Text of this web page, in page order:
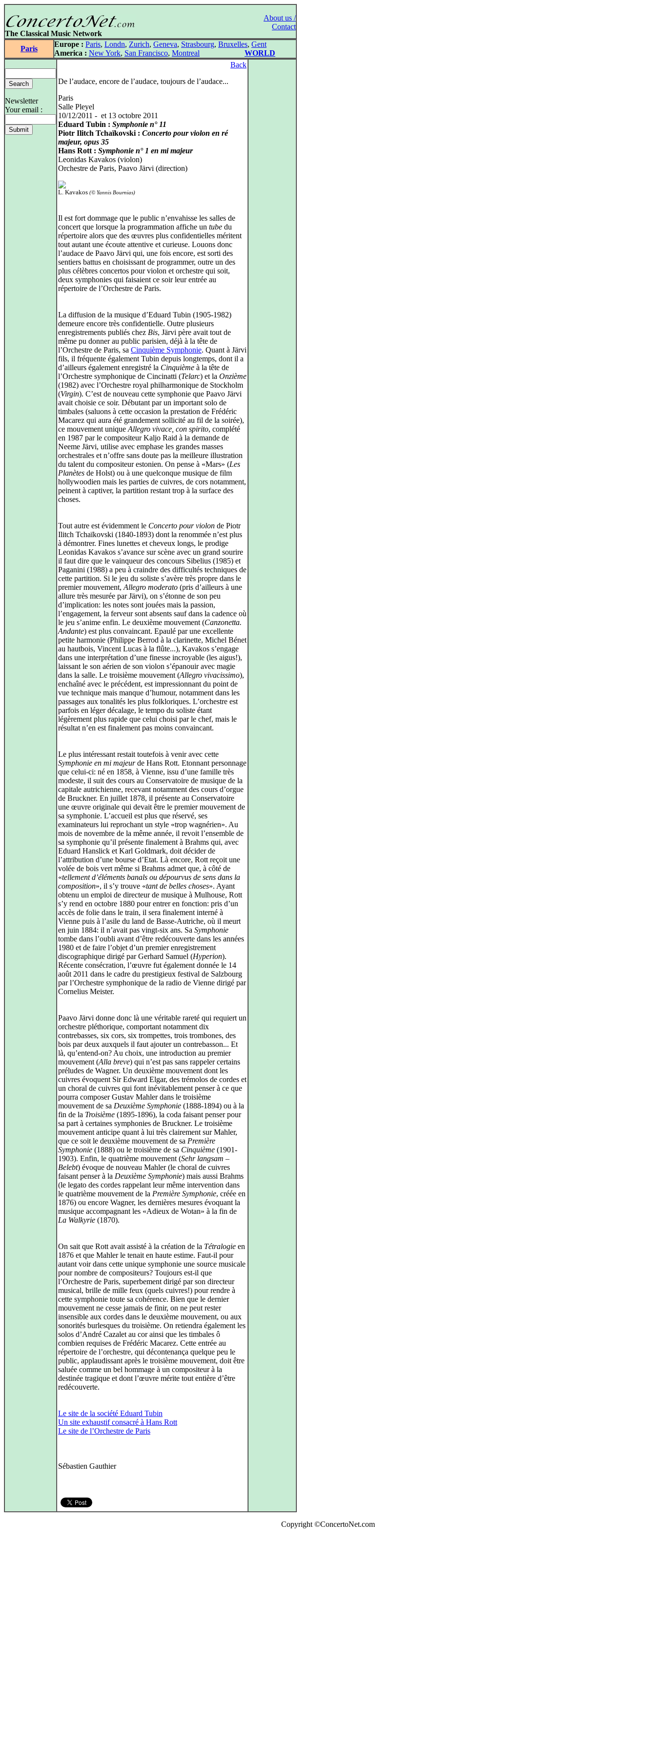
About us /
Contact
The Classical Music Network
Paris
Europe : Paris, Londn, Zurich, Geneva, Strasbourg, Bruxelles, Gent
America : New York, San Francisco, Montreal WORLD
Newsletter
Your email :
Back
De l’audace, encore de l’audace, toujours de l’audace...
Paris
Salle Pleyel
10/12/2011 - et 13 octobre 2011
Eduard Tubin : Symphonie n° 11
Piotr Ilitch Tchaïkovski : Concerto pour violon en ré
majeur, opus 35
Hans Rott : Symphonie n° 1 en mi majeur
Leonidas Kavakos (violon)
Orchestre de Paris, Paavo Järvi (direction)
L. Kavakos (© Yannis Bournias)
Il est fort dommage que le public n’envahisse les salles de
concert que lorsque la programmation affiche un tube du
répertoire alors que des œuvres plus confidentielles méritent
tout autant une écoute attentive et curieuse. Louons donc
l’audace de Paavo Järvi qui, une fois encore, est sorti des
sentiers battus en choisissant de programmer, outre un des
plus célèbres concertos pour violon et orchestre qui soit,
deux symphonies qui faisaient ce soir leur entrée au
répertoire de l’Orchestre de Paris.
La diffusion de la musique d’Eduard Tubin (1905-1982)
demeure encore très confidentielle. Outre plusieurs
enregistrements publiés chez Bis, Järvi père avait tout de
même pu donner au public parisien, déjà à la tête de
l’Orchestre de Paris, sa Cinquième Symphonie. Quant à Järvi
fils, il fréquente également Tubin depuis longtemps, dont il a
d’ailleurs également enregistré la Cinquième à la tête de
l’Orchestre symphonique de Cincinatti (Telarc) et la Onzième
(1982) avec l’Orchestre royal philharmonique de Stockholm
(Virgin). C’est de nouveau cette symphonie que Paavo Järvi
avait choisie ce soir. Débutant par un important solo de
timbales (saluons à cette occasion la prestation de Frédéric
Macarez qui aura été grandement sollicité au fil de la soirée),
ce mouvement unique Allegro vivace, con spirito, complété
en 1987 par le compositeur Kaljo Raid à la demande de
Neeme Järvi, utilise avec emphase les grandes masses
orchestrales et n’offre sans doute pas la meilleure illustration
du talent du compositeur estonien. On pense à «Mars» (Les
Planètes de Holst) ou à une quelconque musique de film
hollywoodien mais les parties de cuivres, de cors notamment,
peinent à captiver, la partition restant trop à la surface des
choses.
Tout autre est évidemment le Concerto pour violon de Piotr
Ilitch Tchaïkovski (1840-1893) dont la renommée n’est plus
à démontrer. Fines lunettes et cheveux longs, le prodige
Leonidas Kavakos s’avance sur scène avec un grand sourire
il faut dire que le vainqueur des concours Sibelius (1985) et
Paganini (1988) a peu à craindre des difficultés techniques de
cette partition. Si le jeu du soliste s’avère très propre dans le
premier mouvement, Allegro moderato (pris d’ailleurs à une
allure très mesurée par Järvi), on s’étonne de son peu
d’implication: les notes sont jouées mais la passion,
l’engagement, la ferveur sont absents sauf dans la cadence où
le jeu s’anime enfin. Le deuxième mouvement (Canzonetta.
Andante) est plus convaincant. Epaulé par une excellente
petite harmonie (Philippe Berrod à la clarinette, Michel Bénet
au hautbois, Vincent Lucas à la flûte...), Kavakos s’engage
dans une interprétation d’une finesse incroyable (les aigus!),
laissant le son aérien de son violon s’épanouir avec magie
dans la salle. Le troisième mouvement (Allegro vivacissimo),
enchaîné avec le précédent, est impressionnant du point de
vue technique mais manque d’humour, notamment dans les
passages aux tonalités les plus folkloriques. L’orchestre est
parfois en léger décalage, le tempo du soliste étant
légèrement plus rapide que celui choisi par le chef, mais le
résultat n’en est finalement pas moins convaincant.
Le plus intéressant restait toutefois à venir avec cette
Symphonie en mi majeurde Hans Rott. Etonnant personnage
que celui-ci: né en 1858, à Vienne, issu d’une famille très
modeste, il suit des cours au Conservatoire de musique de la
capitale autrichienne, recevant notamment des cours d’orgue
de Bruckner. En juillet 1878, il présente au Conservatoire
une œuvre originale qui devait être le premier mouvement de
sa symphonie. L’accueil est plus que réservé, ses
examinateurs lui reprochant un style «trop wagnérien». Au
mois de novembre de la même année, il revoit l’ensemble de
sa symphonie qu’il présente finalement à Brahms qui, avec
Eduard Hanslick et Karl Goldmark, doit décider de
l’attribution d’une bourse d’Etat. Là encore, Rott reçoit une
volée de bois vert même si Brahms admet que, à côté de
«tellement d’éléments banals ou dépourvus de sens dans la
composition», il s’y trouve «tant de belles choses». Ayant
obtenu un emploi de directeur de musique à Mulhouse, Rott
s’y rend en octobre 1880 pour entrer en fonction: pris d’un
accès de folie dans le train, il sera finalement interné à
Vienne puis à l’asile du land de Basse-Autriche, où il meurt
en juin 1884: il n’avait pas vingt-six ans. Sa Symphonie
tombe dans l’oubli avant d’être redécouverte dans les années
1980 et de faire l’objet d’un premier enregistrement
discographique dirigé par Gerhard Samuel (Hyperion).
Récente consécration, l’œuvre fut également donnée le 14
août 2011 dans le cadre du prestigieux festival de Salzbourg
par l’Orchestre symphonique de la radio de Vienne dirigé par
Cornelius Meister.
Paavo Järvi donne donc là une véritable rareté qui requiert un
orchestre pléthorique, comportant notamment dix
contrebasses, six cors, six trompettes, trois trombones, des
bois par deux auxquels il faut ajouter un contrebasson... Et
là, qu’entend-on? Au choix, une introduction au premier
mouvement (Alla breve) qui n’est pas sans rappeler certains
préludes de Wagner. Un deuxième mouvement dont les
cuivres évoquent Sir Edward Elgar, des trémolos de cordes et
un choral de cuivres qui font inévitablement penser à ce que
pourra composer Gustav Mahler dans le troisième
mouvement de sa Deuxième Symphonie (1888-1894) ou à la
fin de la Troisième (1895-1896), la coda faisant penser pour
sa part à certaines symphonies de Bruckner. Le troisième
mouvement anticipe quant à lui très clairement sur Mahler,
que ce soit le deuxième mouvement de sa Première
Symphonie (1888) ou le troisième de sa Cinquième (1901-
1903). Enfin, le quatrième mouvement (Sehr langsam –
Belebt) évoque de nouveau Mahler (le choral de cuivres
faisant penser à la Deuxième Symphonie) mais aussi Brahms
(le legato des cordes rappelant leur même intervention dans
le quatrième mouvement de la Première Symphonie, créée en
1876) ou encore Wagner, les dernières mesures évoquant la
musique accompagnant les «Adieux de Wotan» à la fin de
La Walkyrie (1870).
On sait que Rott avait assisté à la création de la Tétralogie en
1876 et que Mahler le tenait en haute estime. Faut-il pour
autant voir dans cette unique symphonie une source musicale
pour nombre de compositeurs? Toujours est-il que
l’Orchestre de Paris, superbement dirigé par son directeur
musical, brille de mille feux (quels cuivres!) pour rendre à
cette symphonie toute sa cohérence. Bien que le dernier
mouvement ne cesse jamais de finir, on ne peut rester
insensible aux cordes dans le deuxième mouvement, ou aux
sonorités burlesques du troisième. On retiendra également les
solos d’André Cazalet au cor ainsi que les timbales ô
combien requises de Frédéric Macarez. Cette entrée au
répertoire de l’orchestre, qui décontenança quelque peu le
public, applaudissant après le troisième mouvement, doit être
saluée comme un bel hommage à un compositeur à la
destinée tragique et dont l’œuvre mérite tout entière d’être
redécouverte.
Le site de la société Eduard Tubin
Un site exhaustif consacré à Hans Rott
Le site de l’Orchestre de Paris
Sébastien Gauthier
Copyright ©ConcertoNet.com